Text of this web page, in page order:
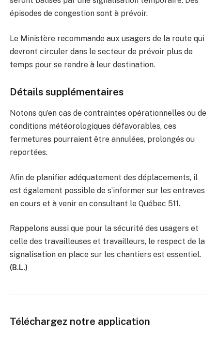
épisodes de congestion sont à prévoir.
Le Ministère recommande aux usagers de la route qui
devront circuler dans le secteur de prévoir plus de
temps pour se rendre à leur destination.
Détails supplémentaires
Notons qu’en cas de contraintes opérationnelles ou de
conditions météorologiques défavorables, ces
fermetures pourraient être annulées, prolongés ou
reportées.
Afin de planifier adéquatement des déplacements, il
est également possible de s’informer sur les entraves
en cours et à venir en consultant le Québec 511.
Rappelons aussi que pour la sécurité des usagers et
celle des travailleuses et travailleurs, le respect de la
signalisation en place sur les chantiers est essentiel.
(B.L.)
Téléchargez notre application